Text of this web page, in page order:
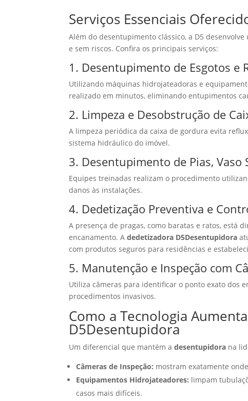
Serviços Essenciais
Além do desentupimento clássico, a D5
e sem riscos. Confira os principais serviços:
1. Desentupimento de Esgotos e
Utilizando máquinas hidrojateadoras e
realizado em minutos, eliminando entupimentos
2. Limpeza e Desobstrução de
A limpeza periódica da caixa de gordura evita
sistema hidráulico do imóvel.
3. Desentupimento de Pias, Vaso
Equipes treinadas realizam o procedimento
danos às instalações.
4. Dedetização Preventiva e
A presença de pragas, como baratas e ratos, está
encanamento. Adedetizadora D5Desentupidora
com produtos seguros para residências e
5. Manutenção e Inspeção com
Utiliza câmeras para identificar o ponto exato dos
procedimentos invasivos.
Como a Tecnologia
D5Desentupidora
Um diferencial que mantém adesentupidora na
Câmeras de Inspeção: mostram exatamente
Equipamentos Hidrojateadores: limpam
casos mais difíceis.